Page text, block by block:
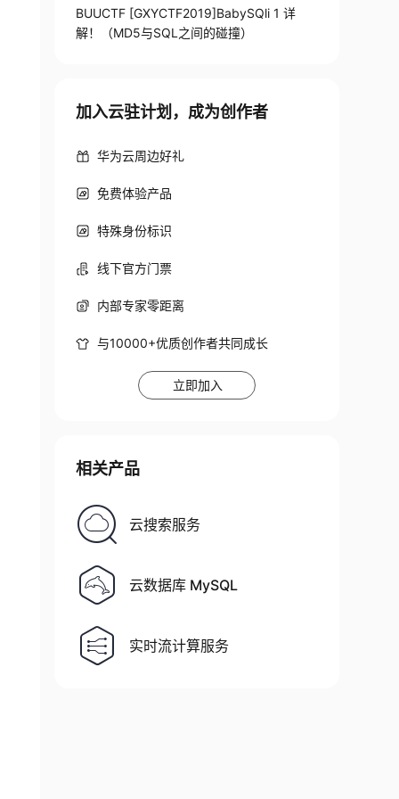
BUUCTF [GXYCTF2019]BabySQli 1 详
解！（MD5与SQL之间的碰撞）
加入云驻计划，成为创作者
华为云周边好礼
免费体验产品
特殊身份标识
线下官方门票
内部专家零距离
与10000+优质创作者共同成长
立即加入
相关产品
云搜索服务
云数据库 MySQL
实时流计算服务